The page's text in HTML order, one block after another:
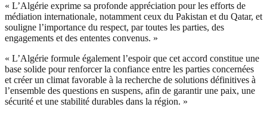
« L’Algérie exprime sa profonde appréciation pour les efforts de
médiation internationale, notamment ceux du Pakistan et du Qatar, et
souligne l’importance du respect, par toutes les parties, des
engagements et des ententes convenus. »
« L’Algérie formule également l’espoir que cet accord constitue une
base solide pour renforcer la confiance entre les parties concernées
et créer un climat favorable à la recherche de solutions définitives à
l’ensemble des questions en suspens, afin de garantir une paix, une
sécurité et une stabilité durables dans la région. »